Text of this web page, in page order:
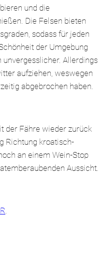
und die
Die Felsen bieten
sodass für jeden
der Umgebung
Allerdings
aufziehen, weswegen
abgebrochen haben.
der Fähre wieder zurück
Richtung kroatisch-
an einem Wein-Stop
Aussicht.
.